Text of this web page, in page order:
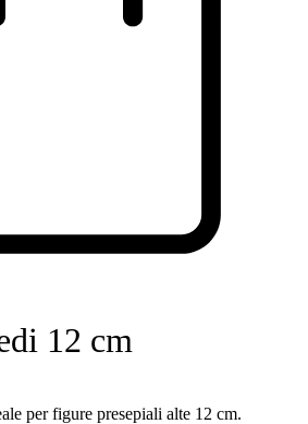
12 cm
per figure presepiali alte 12 cm.